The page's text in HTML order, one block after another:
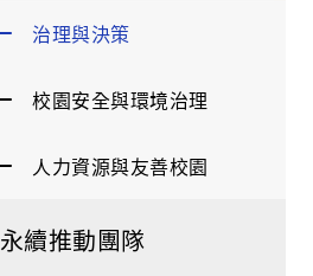
治理與決策
校園安全與環境治理
人力資源與友善校園
永續推動團隊